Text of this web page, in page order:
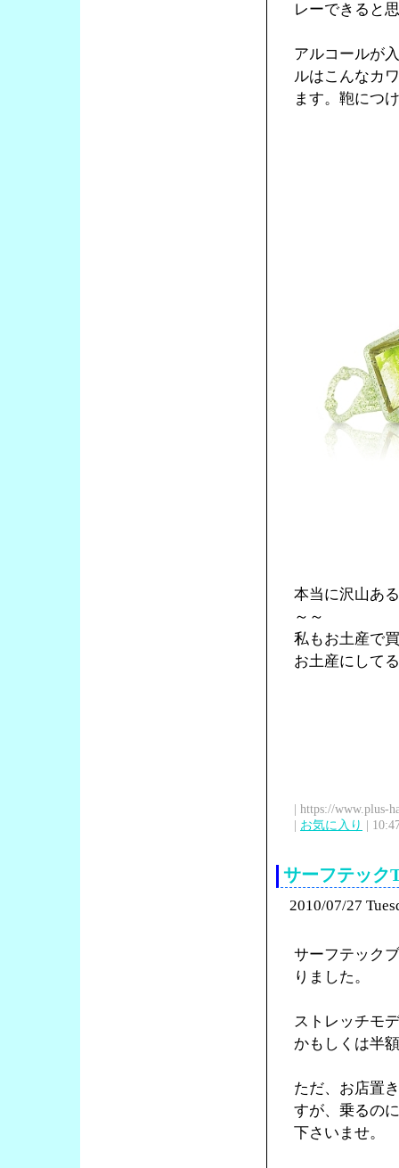
レーできると
アルコールが
ルはこんなカ
ます。鞄につ
本当に沢山あ
～～
私もお土産で
お土産にして
| https://www.plus-
| お気に入り |
サーフテッ
2010/07/27
サーフテック
りました。
ストレッチモ
かもしくは半
ただ、お店置
すが、乗るの
下さいませ。